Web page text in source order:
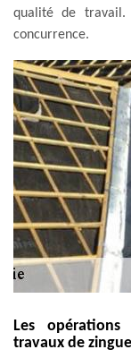
qualité de
concurrence.
Les
travaux de